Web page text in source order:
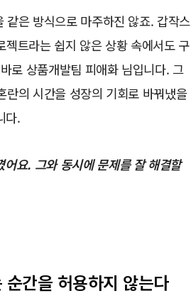
은 방식으로 마주하진 않죠. 갑작스
트라는 쉽지 않은 상황 속에서도 구
로 상품개발팀 피애화 님입니다. 그
의 시간을 성장의 기회로 바꿔냈을
다.
요. 그와 동시에 문제를 잘 해결할
간을 허용하지 않는다